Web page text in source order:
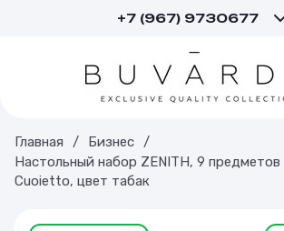
+7 (967) 9730677
Главная / Бизнес /
Настольный набор ZENITH, 9
Cuoietto, цвет табак